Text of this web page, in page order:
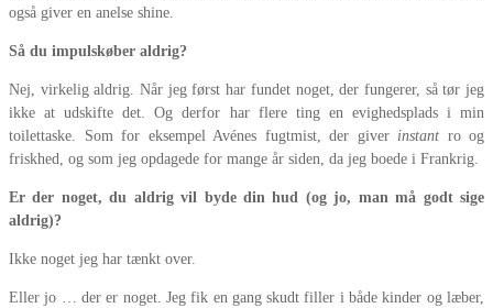
også giver en anelse shine.
Så du impulskøber aldrig?
Nej, virkelig aldrig. Når jeg først har fundet noget, der fungerer, så tør jeg
ikke at udskifte det. Og derfor har flere ting en evighedsplads i min
toilettaske. Som for eksempel Avénes fugtmist, der giver instant ro og
friskhed, og som jeg opdagede for mange år siden, da jeg boede i Frankrig.
Er der noget, du aldrig vil byde din hud (og jo, man må godt sige
aldrig)?
Ikke noget jeg har tænkt over.
Eller jo … der er noget. Jeg fik en gang skudt filler i både kinder og læber,